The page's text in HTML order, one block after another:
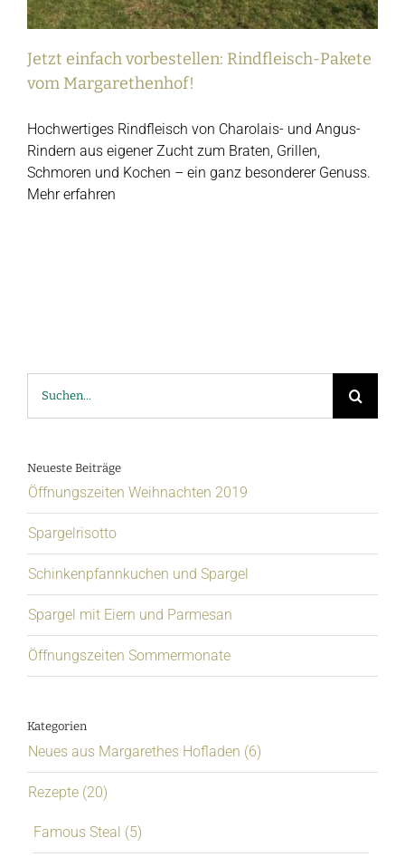
Jetzt einfach vorbestellen: Rindfleisch-Pakete
vom Margarethenhof!
Hochwertiges Rindfleisch von Charolais- und Angus-
Rindern aus eigener Zucht zum Braten, Grillen,
Schmoren und Kochen – ein ganz besonderer Genuss.
Mehr erfahren
nach:
Neueste Beiträge
Öffnungszeiten Weihnachten 2019
Spargelrisotto
Schinkenpfannkuchen und Spargel
Spargel mit Eiern und Parmesan
Öffnungszeiten Sommermonate
Kategorien
Neues aus Margarethes Hofladen (6)
Rezepte (20)
Famous Steal (5)